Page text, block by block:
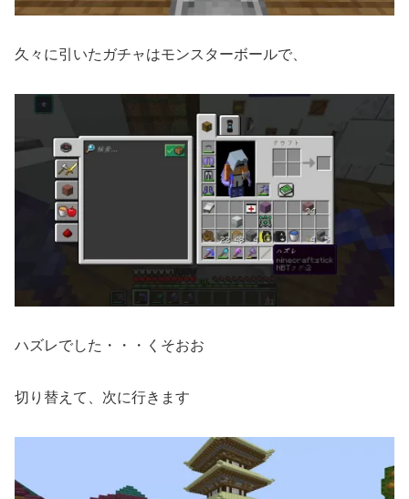
久々に引いたガチャはモンスターボールで、
ハズレでした・・・くそおお
切り替えて、次に行きます